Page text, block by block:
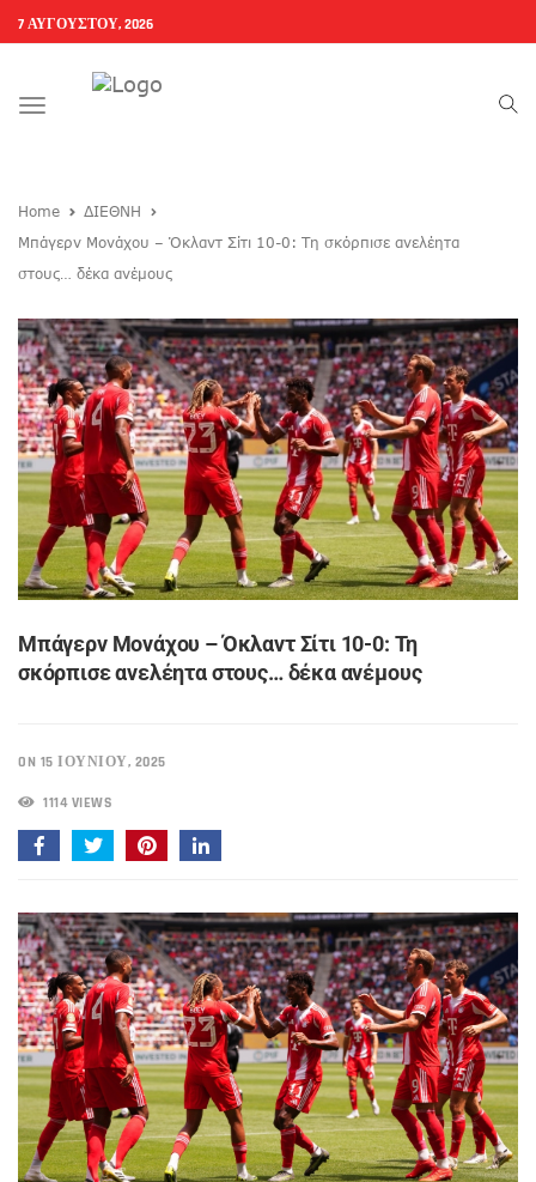
7 ΑΥΓΟΎΣΤΟΥ, 2026
Toggle
Home
ΔΙΕΘΝΗ
Μπάγερν Μονάχου – Όκλαντ Σίτι 10-0: Τη σκόρπισε ανελέητα
στους… δέκα ανέμους
Μπάγερν Μονάχου – Όκλαντ Σίτι 10-0: Τη
σκόρπισε ανελέητα στους… δέκα ανέμους
ON 15 ΙΟΥΝΊΟΥ, 2025
1114 VIEWS